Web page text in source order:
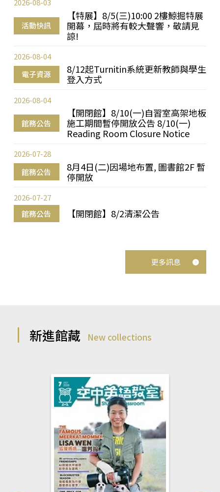
活動快訊
【特展】8/5(三)10:00 2樓鯨掘特展
開幕，屆時將有較大聲響，敬請見
諒!
2026-08-03
電子資源
8/12起Turnitin系統更新教師與學生
登入方式
2026-08-04
館務公告
【開閉館】8/10(一)自習室高架地板
施工期間暫停開放公告 8/10(一)
Reading Room Closure Notice
2026-08-04
館務公告
8月4日(二)因場地布置, 圖書館2F 暫
停開放
2026-07-28
館務公告 【開閉館】8/2清潔公告
2026-07-27
更多訊息
新進館藏 New collections